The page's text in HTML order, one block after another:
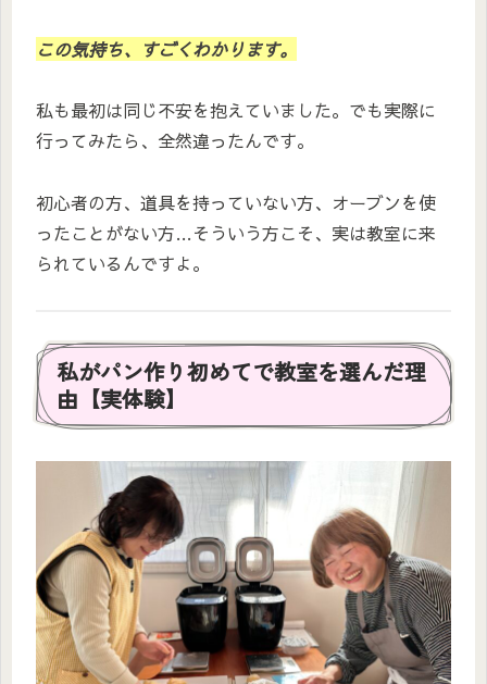
この気持ち、すごくわかります。
私も最初は同じ不安を抱えていました。でも実際に
行ってみたら、全然違ったんです。
初心者の方、道具を持っていない方、オーブンを使
ったことがない方…そういう方こそ、実は教室に来
られているんですよ。
私がパン作り初めてで教室を選んだ理
由【実体験】